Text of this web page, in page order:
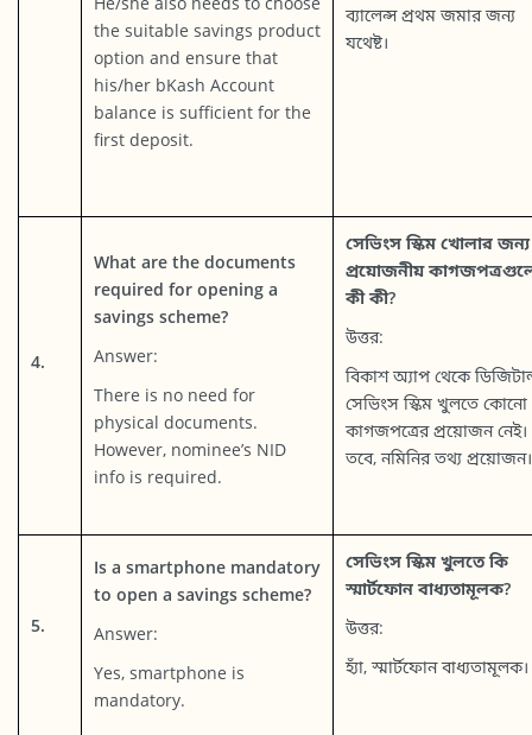
the suitable savings product
option and ensure that
his/her bKash Account
balance is sufficient for the
first deposit.
ব্যালেন্স প্রথম জমার জন্য
যথেষ্ট।
4.
What are the documents
required for opening a
savings scheme?
Answer:
There is no need for
physical documents.
However, nominee’s NID
info is required.
সেভিংস স্কিম খোলার জন্য
প্রয়োজনীয়
কী কী?
উত্তর:
বিকাশ অ্যাপ থেকে
সেভিংস স্কিম খুলতে কোনো
কাগজপত্রের প্রয়োজন নেই।
তবে, নমিনির তথ্য প্রয়োজন।
5.
Is a smartphone mandatory
to open a savings scheme?
Answer:
Yes, smartphone is
mandatory.
সেভিংস স্কিম খুলতে কি
স্মার্টফোন বাধ্যতামূলক?
উত্তর:
হ্যাঁ, স্মার্টফোন বাধ্যতামূলক।